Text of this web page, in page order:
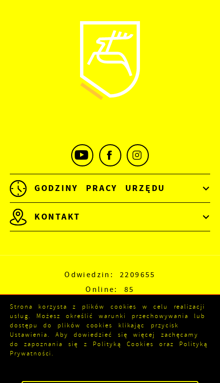
GODZINY PRACY URZĘDU
KONTAKT
Odwiedzin: 2209655
Online: 85
Strona korzysta z plików cookies w celu realizacji
usług. Możesz określić warunki przechowywania lub
dostępu do plików cookies klikając przycisk
Ustawienia. Aby dowiedzieć się więcej zachęcamy
do zapoznania się z Polityką Cookies oraz Polityką
Prywatności.